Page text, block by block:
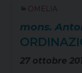
OMELIA
mons.
27 ottobre